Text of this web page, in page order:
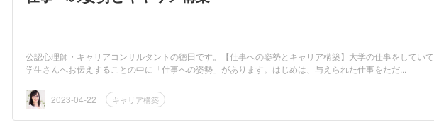
公認心理師・キャリアコンサルタントの徳田です。【仕事への姿勢とキャリア構築】大学の仕事をしていて
学生さんへお伝えすることの中に「仕事への姿勢」があります。はじめは、与えられた仕事をただ...
2023-04-22 キャリア構築